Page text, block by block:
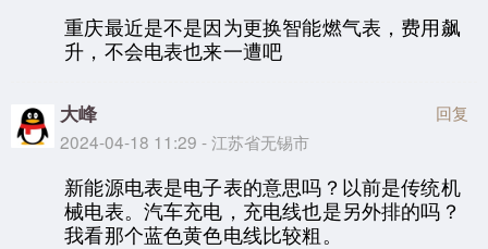
重庆最近是不是因为更换智能燃气表，费用飙
升，不会电表也来一遭吧
大峰
2024-04-18 11:29 - 江苏省无锡市
回复
新能源电表是电子表的意思吗？以前是传统机
械电表。汽车充电，充电线也是另外排的吗？
我看那个蓝色黄色电线比较粗。